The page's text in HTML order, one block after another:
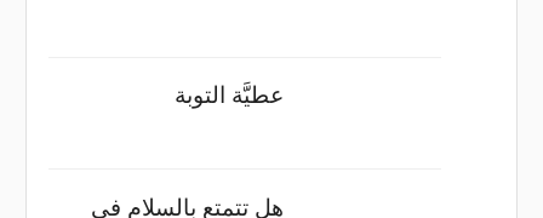
عطيَّة التوبة
هل تتمتع بالسلام في